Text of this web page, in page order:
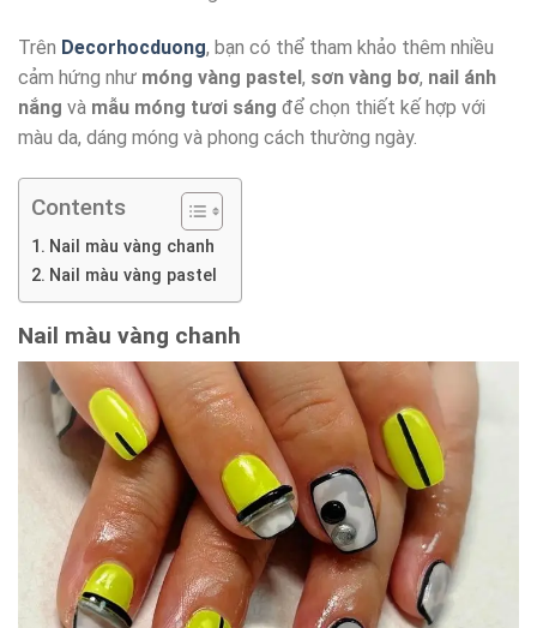
Trên Decorhocduong, bạn có thể tham khảo thêm nhiều
cảm hứng như móng vàng pastel, sơn vàng bơ, nail ánh
nắng và mẫu móng tươi sáng để chọn thiết kế hợp với
màu da, dáng móng và phong cách thường ngày.
Contents
Nail màu vàng chanh
Nail màu vàng pastel
Nail màu vàng chanh